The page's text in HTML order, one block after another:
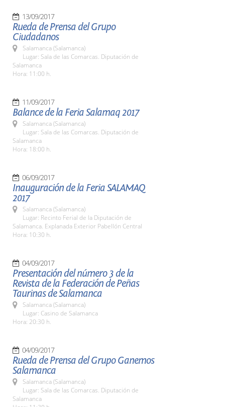
13/09/2017
Rueda de Prensa del Grupo
Ciudadanos
Salamanca (Salamanca)
Lugar: Sala de las Comarcas. Diputación de
Salamanca
Hora: 11:00 h.
11/09/2017
Balance de la Feria Salamaq 2017
Salamanca (Salamanca)
Lugar: Sala de las Comarcas. Diputación de
Salamanca
Hora: 18:00 h.
06/09/2017
Inauguración de la Feria SALAMAQ
2017
Salamanca (Salamanca)
Lugar: Recinto Ferial de la Diputación de
Salamanca. Explanada Exterior Pabellón Central
Hora: 10:30 h.
04/09/2017
Presentación del número 3 de la
Revista de la Federación de Peñas
Taurinas de Salamanca
Salamanca (Salamanca)
Lugar: Casino de Salamanca
Hora: 20:30 h.
04/09/2017
Rueda de Prensa del Grupo Ganemos
Salamanca
Salamanca (Salamanca)
Lugar: Sala de las Comarcas. Diputación de
Salamanca